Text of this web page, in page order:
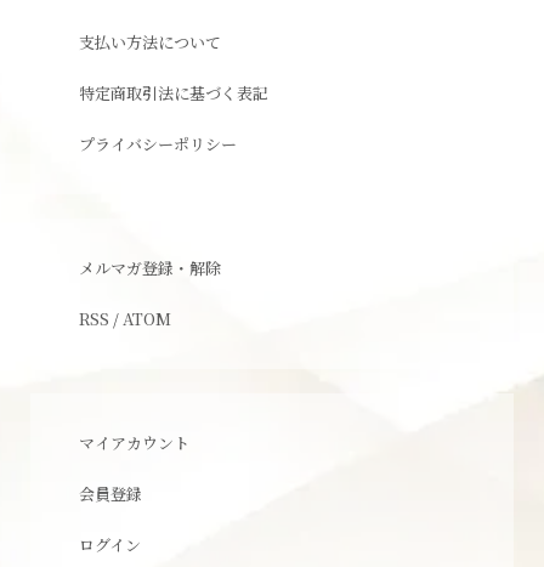
支払い方法について
特定商取引法に基づく表記
プライバシーポリシー
メルマガ登録・解除
RSS /ATOM
マイアカウント
会員登録
ログイン